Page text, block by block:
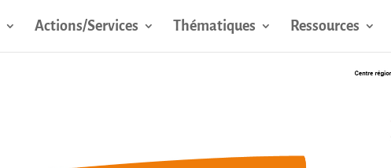
Actions/Services Thématiques Ressources